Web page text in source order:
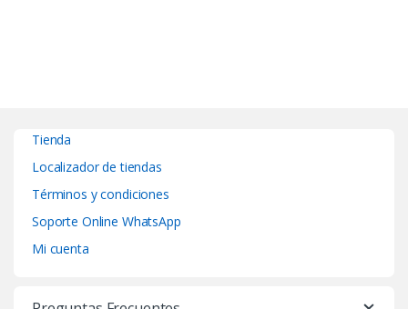
Tienda
Localizador de tiendas
Términos y condiciones
Soporte Online WhatsApp
Mi cuenta